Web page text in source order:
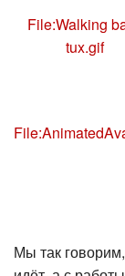
File:Walking
tux.gif
Мы так